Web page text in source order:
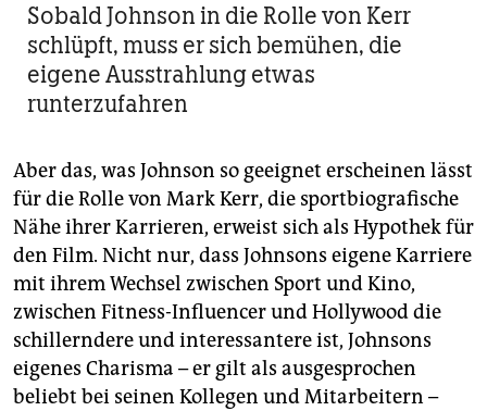
Sobald Johnson in die Rolle von Kerr
schlüpft, muss er sich bemühen, die
eigene Ausstrahlung etwas
runterzufahren
Aber das, was Johnson so geeignet erscheinen lässt
für die Rolle von Mark Kerr, die sportbiografische
Nähe ihrer Karrieren, erweist sich als Hypothek für
den Film. Nicht nur, dass Johnsons eigene Karriere
mit ihrem Wechsel zwischen Sport und Kino,
zwischen Fitness-Influencer und Hollywood die
schillerndere und interessantere ist, Johnsons
eigenes Charisma – er gilt als ausgesprochen
beliebt bei seinen Kollegen und Mitarbeitern –